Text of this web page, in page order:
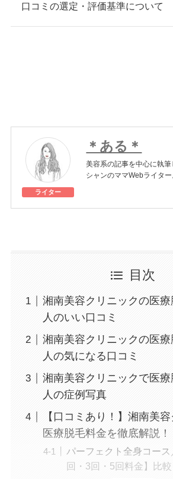
口コミの選定・評価基準について
ライター
＊ある＊
美容系の記事を中心に執
シャンのママWebライタ
医療の魅力を分かりやす
目次
湘南美容クリニックの医
人のいい口コミ
湘南美容クリニックの医
人の気になる口コミ
湘南美容クリニックで医
人の症例写真
【口コミあり！】湘南美
医療脱毛料金を徹底解説！
パーフェクト全身コー
回・3回・5回料金】比較